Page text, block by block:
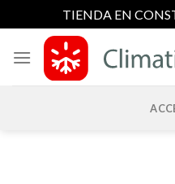
TIENDA EN
contenido